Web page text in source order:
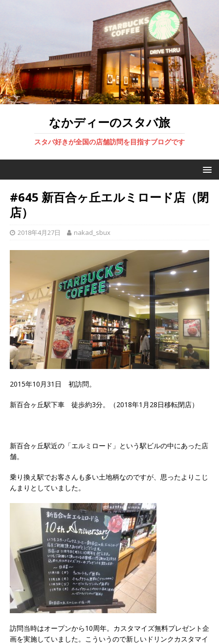
なかディーのスタバ旅
スタバ好きが全国の店舗訪問を目指すブログです
#645 新百合ヶ丘エルミロード店（閉
店）
2018年4月27日 nakad_sbux
2015年10月31日 初訪問。
新百合ヶ丘駅下車 徒歩約3分。（2018年1月28日移転閉店）
新百合ヶ丘駅近の「エルミロード」という駅ビルの中にあった店
舗。
乗り換え駅でお客さんも多い土地柄なのですが、思ったよりこじ
んまりとしていました。
訪問当時はオープンから10周年。カスタマイズ無料プレゼント企
画を実施していました。こういうので新しいドリンクカスタマイ